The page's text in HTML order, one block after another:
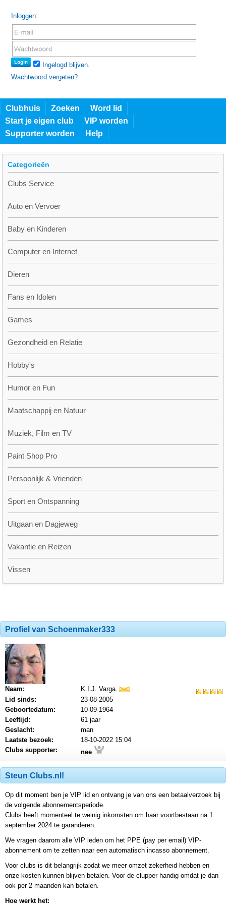
Inloggen:
Ingelogd blijven.
Wachtwoord vergeten?
Clubhuis Zoeken
Word lid
Start je eigen club
VIP worden
Supporter worden
Help
Categorieën
Clubs Service
Auto en Vervoer
Baby en Kinderen
Computer en Internet
Dieren
Fans en Idolen
Games
Gezondheid en Relatie
Hobby's
Humor en Fun
Maatschappij en Natuur
Muziek, Film en TV
Paint Shop Pro
Persoonlijk & Vrienden
Sport en Ontspanning
Uitgaan en Dagjeweg
Vakantie en Reizen
Vissen
Profiel van Schoenmaker333
Naam: K.I.J. Varga.
Lid sinds:
23-08-2005
Geboortedatum:
10-09-1964
Leeftijd:
61 jaar
Geslacht:
man
Laatste bezoek:
18-10-2022 15:04
Clubs supporter:
nee
Steun Clubs.nl!
Op dit moment ben je VIP lid en ontvang je van ons een betaalverzoek bij
de volgende abonnementsperiode.
Clubs heeft momenteel te weinig inkomsten om haar voortbestaan na 1
september 2024 te garanderen.
We vragen daarom alle VIP leden om het PPE (pay per email) VIP-
abonnement om te zetten naar een automatisch incasso abonnement.
Voor clubs is dit belangrijk zodat we meer omzet zekerheid hebben en
onze kosten kunnen blijven betalen. Voor de clupper handig omdat je dan
ook per 2 maanden kan betalen.
Hoe werkt het: